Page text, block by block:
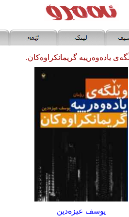
یاده‌وه‌رییه‌ گریمانکراوه‌کان.
یوسف عیزه‌دین